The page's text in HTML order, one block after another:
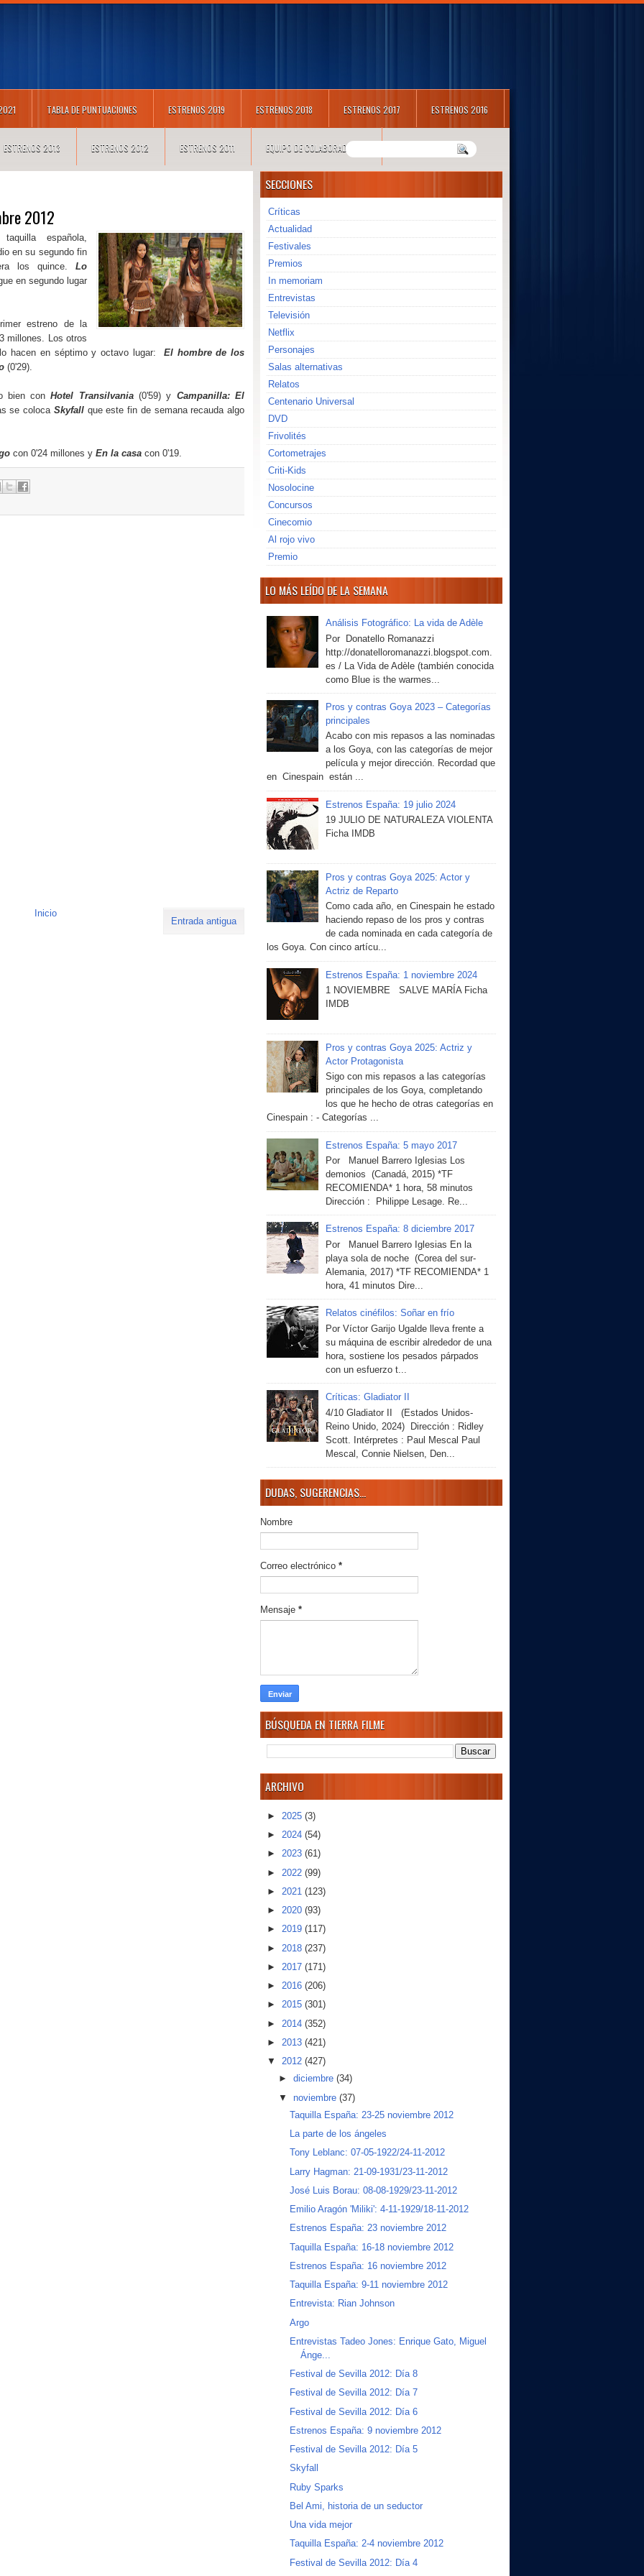
TABLA DE PUNTUACIONES ESTRENOS 2019 ESTRENOS 2018 ESTRENOS 2017 ESTRENOS 2016
ESTRENOS 2013 ESTRENOS 2012 ESTRENOS 2011 EQUIPO DE COLABORADORES
2012
española,
en su segundo fin
los quince. Lo
en segundo lugar
estreno de la
millones. Los otros
hacen en séptimo y octavo lugar: El hombre de los
(0'29).
bien conHotel Transilvania(0'59) y Campanilla: El
se coloca Skyfallque este fin de semana recauda algo
con 0'24 millones y En la casa con 0'19.
Entrada antigua
Inicio
SECCIONES
Críticas
Actualidad
Festivales
Premios
In memoriam
Entrevistas
Televisión
Netflix
Personajes
Salas alternativas
Relatos
Centenario Universal
DVD
Frivolités
Cortometrajes
Criti-Kids
Nosolocine
Concursos
Cinecomio
Al rojo vivo
Premio
LO MÁS LEÍDO DE LA SEMANA
Análisis Fotográfico: La vida de Adèle
Por Donatello Romanazzi
http://donatelloromanazzi.blogspot.com.
es / La Vida de Adèle (también conocida
como Blue is the warmes...
Pros y contras Goya 2023 – Categorías
principales
Acabo con mis repasos a las nominadas
a los Goya, con las categorías de mejor
película y mejor dirección. Recordad que
en Cinespain están ...
Estrenos España: 19 julio 2024
19 JULIO DE NATURALEZA VIOLENTA
Ficha IMDB
Pros y contras Goya 2025: Actor y
Actriz de Reparto
Como cada año, en Cinespain he estado
haciendo repaso de los pros y contras
de cada nominada en cada categoría de
los Goya. Con cinco artícu...
Estrenos España: 1 noviembre 2024
1 NOVIEMBRE SALVE MARÍA Ficha
IMDB
Pros y contras Goya 2025: Actriz y
Actor Protagonista
Sigo con mis repasos a las categorías
principales de los Goya, completando
los que he hecho de otras categorías en
Cinespain : - Categorías ...
Estrenos España: 5 mayo 2017
Por Manuel Barrero Iglesias Los
demonios (Canadá, 2015) *TF
RECOMIENDA* 1 hora, 58 minutos
Dirección : Philippe Lesage. Re...
Estrenos España: 8 diciembre 2017
Por Manuel Barrero Iglesias En la
playa sola de noche (Corea del sur-
Alemania, 2017) *TF RECOMIENDA* 1
hora, 41 minutos Dire...
Relatos cinéfilos: Soñar en frío
Por Víctor Garijo Ugalde lleva frente a
su máquina de escribir alrededor de una
hora, sostiene los pesados párpados
con un esfuerzo t...
Críticas: Gladiator II
4/10 Gladiator II (Estados Unidos-
Reino Unido, 2024) Dirección : Ridley
Scott. Intérpretes : Paul Mescal Paul
Mescal, Connie Nielsen, Den...
DUDAS, SUGERENCIAS...
Nombre
Correo electrónico *
Mensaje *
BÚSQUEDA EN TIERRA FILME
ARCHIVO
► 2025 (3)
► 2024 (54)
► 2023 (61)
► 2022 (99)
► 2021 (123)
► 2020 (93)
► 2019 (117)
► 2018 (237)
► 2017 (171)
► 2016 (206)
► 2015 (301)
► 2014 (352)
► 2013 (421)
▼ 2012 (427)
► diciembre (34)
▼ noviembre (37)
Taquilla España: 23-25 noviembre 2012
La parte de los ángeles
Tony Leblanc: 07-05-1922/24-11-2012
Larry Hagman: 21-09-1931/23-11-2012
José Luis Borau: 08-08-1929/23-11-2012
Emilio Aragón 'Miliki': 4-11-1929/18-11-2012
Estrenos España: 23 noviembre 2012
Taquilla España: 16-18 noviembre 2012
Estrenos España: 16 noviembre 2012
Taquilla España: 9-11 noviembre 2012
Entrevista: Rian Johnson
Argo
Entrevistas Tadeo Jones: Enrique Gato, Miguel
Ánge...
Festival de Sevilla 2012: Día 8
Festival de Sevilla 2012: Día 7
Festival de Sevilla 2012: Día 6
Estrenos España: 9 noviembre 2012
Festival de Sevilla 2012: Día 5
Skyfall
Ruby Sparks
Bel Ami, historia de un seductor
Una vida mejor
Taquilla España: 2-4 noviembre 2012
Festival de Sevilla 2012: Día 4